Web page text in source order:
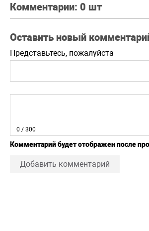
Комментарии: 0 шт
Оставить новый
Представьтесь, пожалуйста
0 / 300
Комментарий будет отображен после
Добавить комментарий